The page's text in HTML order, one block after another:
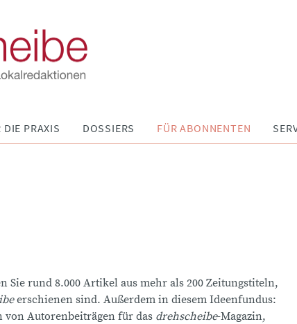
DIE PRAXIS DOSSIERS FÜR ABONNENTEN
Sie rund 8.000 Artikel aus mehr als 200 Zeitungstiteln,
erschienen sind. Außerdem in diesem Ideenfundus:
Autorenbeiträgen für das drehscheibe-Magazin,